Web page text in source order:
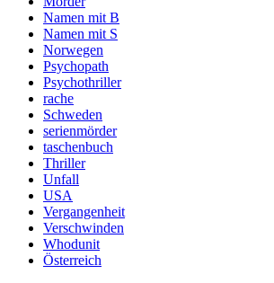
Namen mit B
Namen mit S
Norwegen
Psychopath
Psychothriller
rache
Schweden
serienmörder
taschenbuch
Thriller
Unfall
USA
Vergangenheit
Verschwinden
Whodunit
Österreich